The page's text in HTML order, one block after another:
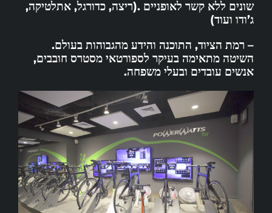
שונים ללא קשר לאופניים .(ריצה, כדורגל, אתלטיקה,
ג’ודו ועוד)
– רמת הציוד, התוכנה והידע מהגבוהות בעולם.
השיטה מתאימה בעיקר לספורטאי מסטרס חובבים,
אנשים עובדים ובעלי משפחה.